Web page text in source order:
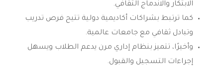
الابتكار والاندماج الثقافي.
كما ترتبط بشراكات أكاديمية دولية تتيح فرص تدريب
وتبادل ثقافي مع جامعات عالمية.
وأخيرًا، تتميز بنظام إداري مرن يدعم الطلاب ويسهل
إجراءات التسجيل والقبول.